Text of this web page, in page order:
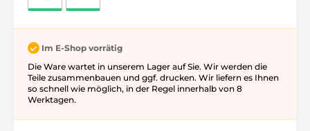
Im E-Shop vorrätig
Die Ware wartet in unserem Lager auf Sie. Wir werden die
Teile zusammenbauen und ggf. drucken. Wir liefern es Ihnen
so schnell wie möglich, in der Regel innerhalb von 8
Werktagen.